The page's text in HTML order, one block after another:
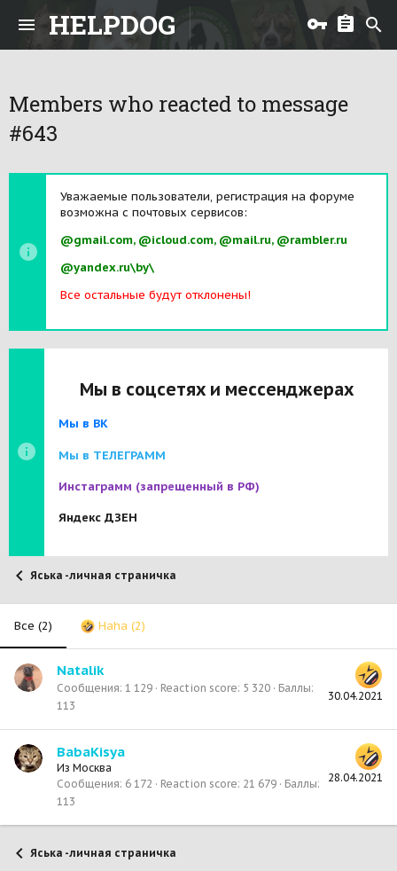
HELPDOG
Members who reacted to message
#643
Уважаемые пользователи, регистрация на форуме
возможна с почтовых сервисов:
@gmail.com, @icloud.com, @mail.ru, @rambler.ru
@yandex.ru\by\
Все остальные будут отклонены!
Мы в соцсетях и мессенджерах
Мы в ВК
Мы в ТЕЛЕГРАММ
Инстаграмм (запрещенный в РФ)
Яндекс ДЗЕН
Яська -личная страничка
Все (2) Haha (2)
30.04.2021
Natalik
Сообщения 1 129 Reaction score 5 320
Баллы
113
28.04.2021
BabaKisya
Из Москва
Сообщения 6 172 Reaction score 21 679
Баллы
113
Яська -личная страничка